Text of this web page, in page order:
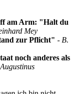
am Arm: "Halt du
Mey
zur Pflicht" - B.
noch anderes als